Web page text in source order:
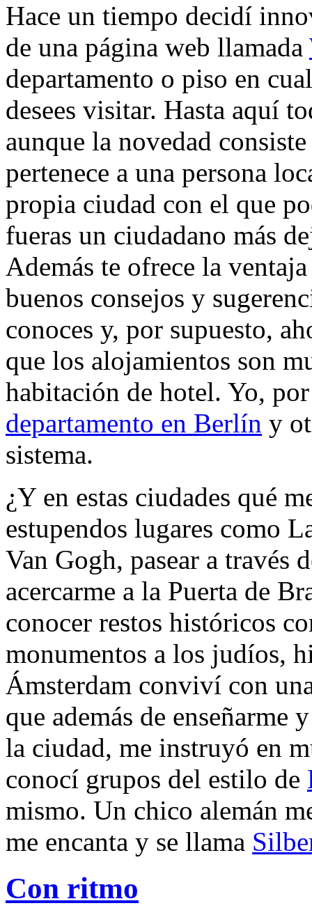
Hace un tiempo decidí
de una página web llamada
departamento o piso en
desees visitar. Hasta aquí
aunque la novedad
pertenece a una persona
propia ciudad con el que
fueras un ciudadano más
Además te ofrece la
buenos consejos y
conoces y, por supuesto,
que los alojamientos son
habitación de hotel. Yo,
departamento en Berlín y
sistema.
¿Y en estas ciudades qué
estupendos lugares como
Van Gogh, pasear a través
acercarme a la Puerta de
conocer restos históricos
monumentos a los judíos,
Ámsterdam conviví con
que además de enseñarme
la ciudad, me instruyó en
conocí grupos del estilo de
mismo. Un chico alemán
me encanta y se llama
Con ritmo